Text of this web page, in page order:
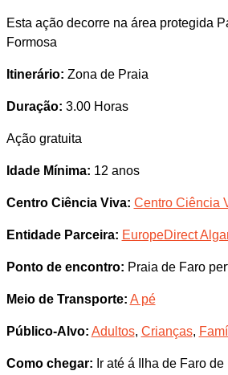
Esta ação decorre na área protegida
Formosa
Itinerário: Zona de Praia
Duração: 3.00 Horas
Ação gratuita
Idade Mínima: 12 anos
Centro Ciência Viva: Centro Ciência
Entidade Parceira: EuropeDirect
Ponto de encontro: Praia de Faro
Meio de Transporte: A pé
Público-Alvo: Adultos, Crianças,
Como chegar: Ir até á Ilha de Faro